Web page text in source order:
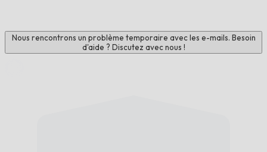
Nous rencontrons un problème temporaire avec les e-mails. Besoin
d'aide ? Discutez avec nous !